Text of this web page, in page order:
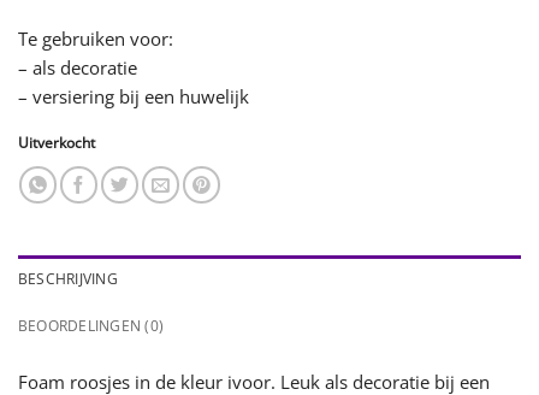
Te gebruiken voor:
– als decoratie
– versiering bij een huwelijk
Uitverkocht
BESCHRIJVING
BEOORDELINGEN (0)
Foam roosjes in de kleur ivoor. Leuk als decoratie bij een